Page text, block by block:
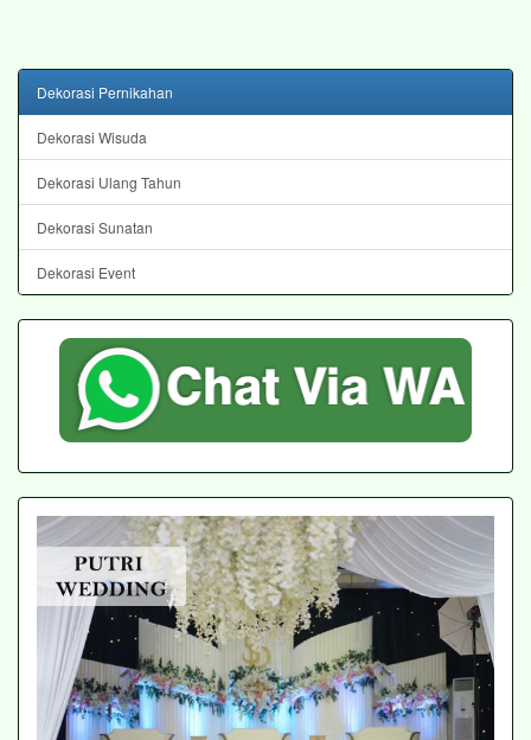
Dekorasi Pernikahan
Dekorasi Wisuda
Dekorasi Ulang Tahun
Dekorasi Sunatan
Dekorasi Event